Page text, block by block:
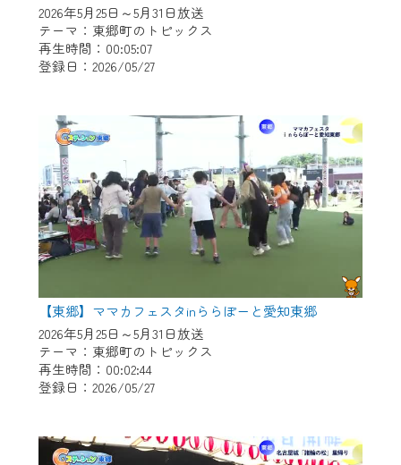
2026年5月25日～5月31日放送
テーマ：東郷町のトピックス
再生時間：00:05:07
登録日：2026/05/27
【東郷】ママカフェスタinららぽーと愛知東郷
2026年5月25日～5月31日放送
テーマ：東郷町のトピックス
再生時間：00:02:44
登録日：2026/05/27